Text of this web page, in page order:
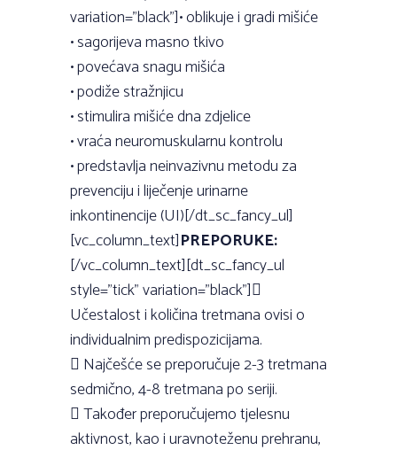
variation=”black”]• oblikuje i gradi mišiće
• sagorijeva masno tkivo
• povećava snagu mišića
• podiže stražnjicu
• stimulira mišiće dna zdjelice
• vraća neuromuskularnu kontrolu
• predstavlja neinvazivnu metodu za
prevenciju i liječenje urinarne
inkontinencije (UI)[/dt_sc_fancy_ul]
[vc_column_text]PREPORUKE:
[/vc_column_text][dt_sc_fancy_ul
style=”tick” variation=”black”]
Učestalost i količina tretmana ovisi o
individualnim predispozicijama.
 Najčešće se preporučuje 2-3 tretmana
sedmično, 4-8 tretmana po seriji.
 Također preporučujemo tjelesnu
aktivnost, kao i uravnoteženu prehranu,